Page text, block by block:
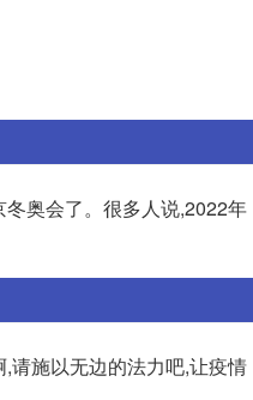
奥会了。很多人说,2022年
请施以无边的法力吧,让疫情